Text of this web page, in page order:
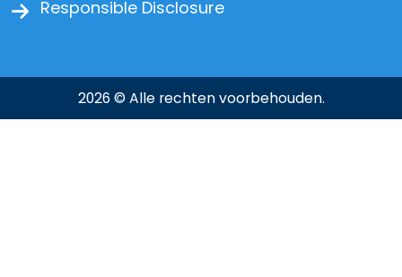
Responsible Disclosure
2026 © Alle rechten voorbehouden.